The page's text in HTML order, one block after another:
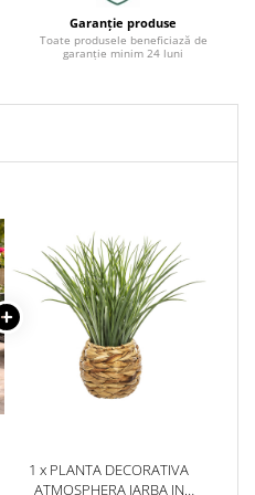
Garanție produse
Toate produsele beneficiază de
garanție minim 24 luni
1 x PLANTA DECORATIVA
ATMOSPHERA IARBA IN